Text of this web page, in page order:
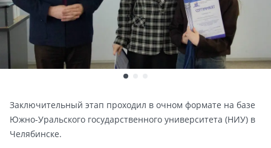
Заключительный этап проходил в очном формате на базе
Южно-Уральского государственного университета (НИУ) в
Челябинске.